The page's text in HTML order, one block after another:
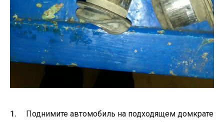
Поднимите автомобиль на подходящем домкрате